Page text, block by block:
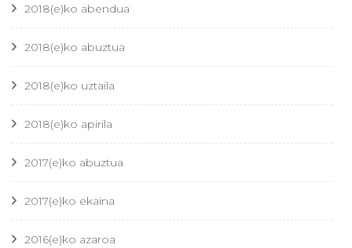
2018(e)ko abendua
2018(e)ko abuztua
2018(e)ko uztaila
2018(e)ko apirila
2017(e)ko abuztua
2017(e)ko ekaina
2016(e)ko azaroa